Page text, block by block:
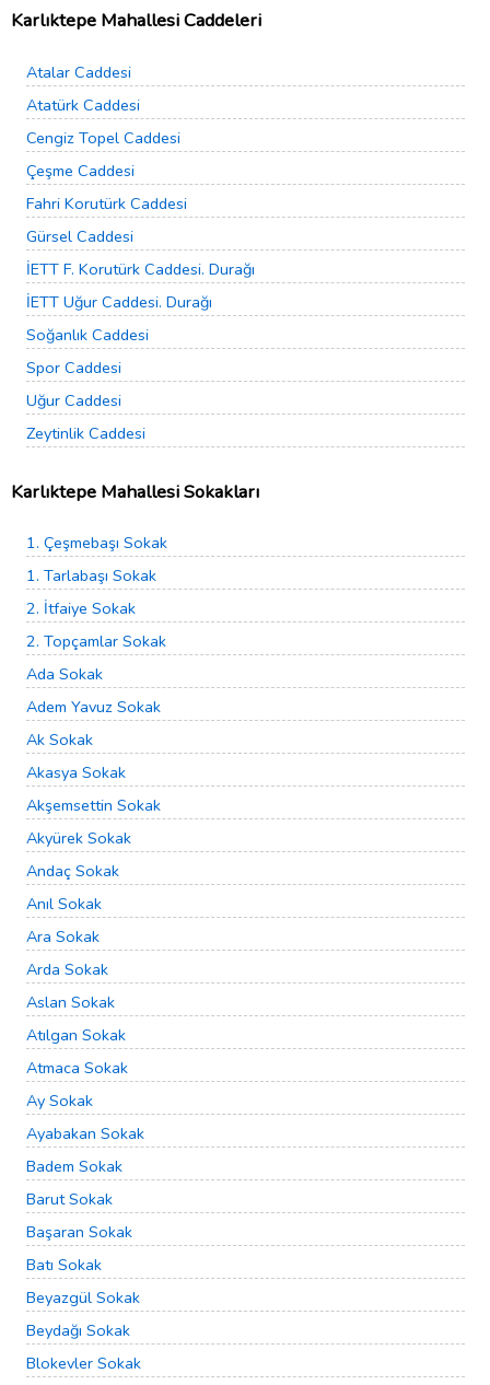
Karlıktepe Mahallesi Caddeleri
Atalar Caddesi
Atatürk Caddesi
Cengiz Topel Caddesi
Çeşme Caddesi
Fahri Korutürk Caddesi
Gürsel Caddesi
İETT F. Korutürk Caddesi. Durağı
İETT Uğur Caddesi. Durağı
Soğanlık Caddesi
Spor Caddesi
Uğur Caddesi
Zeytinlik Caddesi
Karlıktepe Mahallesi Sokakları
1. Çeşmebaşı Sokak
1. Tarlabaşı Sokak
2. İtfaiye Sokak
2. Topçamlar Sokak
Ada Sokak
Adem Yavuz Sokak
Ak Sokak
Akasya Sokak
Akşemsettin Sokak
Akyürek Sokak
Andaç Sokak
Anıl Sokak
Ara Sokak
Arda Sokak
Aslan Sokak
Atılgan Sokak
Atmaca Sokak
Ay Sokak
Ayabakan Sokak
Badem Sokak
Barut Sokak
Başaran Sokak
Batı Sokak
Beyazgül Sokak
Beydağı Sokak
Blokevler Sokak